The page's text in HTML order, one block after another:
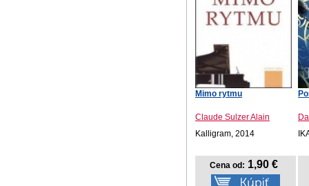
Mimo rytmu
Claude Sulzer Alain
Kalligram, 2014
Cena od: 1,90 €